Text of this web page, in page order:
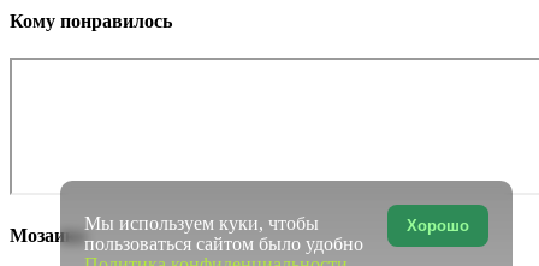
Кому понравилось
Мозаика Хорошо
Мы используем куки, чтобы
пользоваться сайтом было удобно